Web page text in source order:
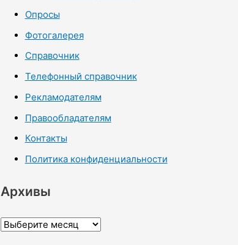
Опросы
Фотогалерея
Справочник
Телефонный справочник
Рекламодателям
Правообладателям
Контакты
Политика конфиденциальности
Архивы
А